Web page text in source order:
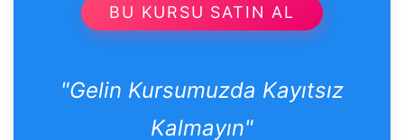
BU KURSU SATIN AL
"Gelin Kursumuzda Kayıtsız
Kalmayın"